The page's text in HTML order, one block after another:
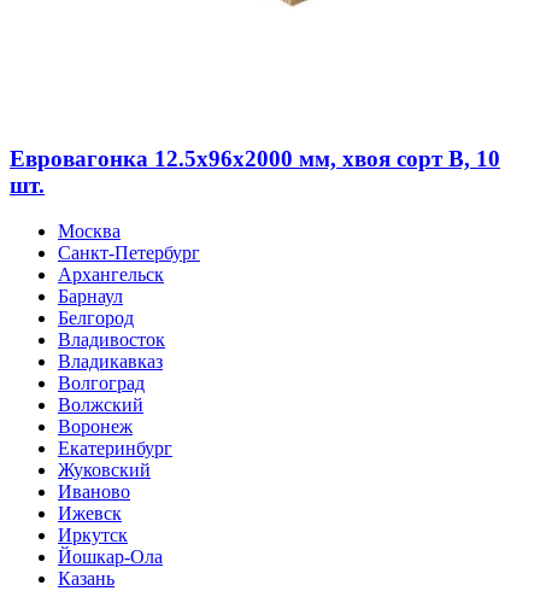
Евровагонка 12.5х96х2000 мм, хвоя сорт B, 10
шт.
Москва
Санкт-Петербург
Архангельск
Барнаул
Белгород
Владивосток
Владикавказ
Волгоград
Волжский
Воронеж
Екатеринбург
Жуковский
Иваново
Ижевск
Иркутск
Йошкар-Ола
Казань